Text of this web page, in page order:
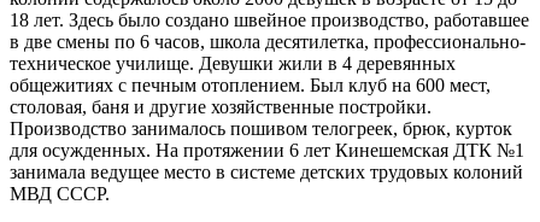
18 лет. Здесь было создано швейное производство, работавшее
в две смены по 6 часов, школа десятилетка, профессионально-
техническое училище. Девушки жили в 4 деревянных
общежитиях с печным отоплением. Был клуб на 600 мест,
столовая, баня и другие хозяйственные постройки.
Производство занималось пошивом телогреек, брюк, курток
для осужденных. На протяжении 6 лет Кинешемская ДТК №1
занимала ведущее место в системе детских трудовых колоний
МВД СССР.